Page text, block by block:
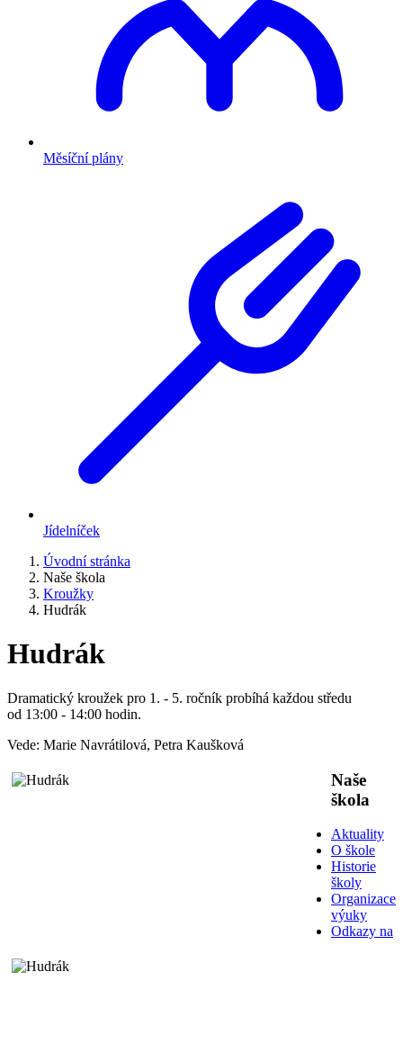
Měsíční plány
Jídelníček
Úvodní stránka
Naše škola
Kroužky
Hudrák
Hudrák
Dramatický kroužek pro 1. - 5. ročník probíhá každou středu
od 13:00 - 14:00 hodin.
Vede: Marie Navrátilová, Petra Kaušková
Naše
škola
Aktuality
O škole
Historie
školy
Organizace
výuky
Odkazy na